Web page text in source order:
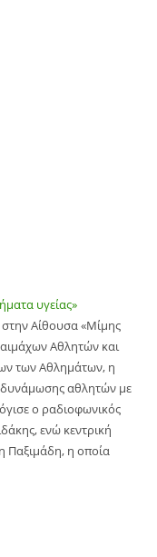
υγείας»
στην Αίθουσα «Μίμης
Αθλητών και
των Αθλημάτων, η
αθλητών με
ο ραδιοφωνικός
ενώ κεντρική
Παξιμάδη, η οποία